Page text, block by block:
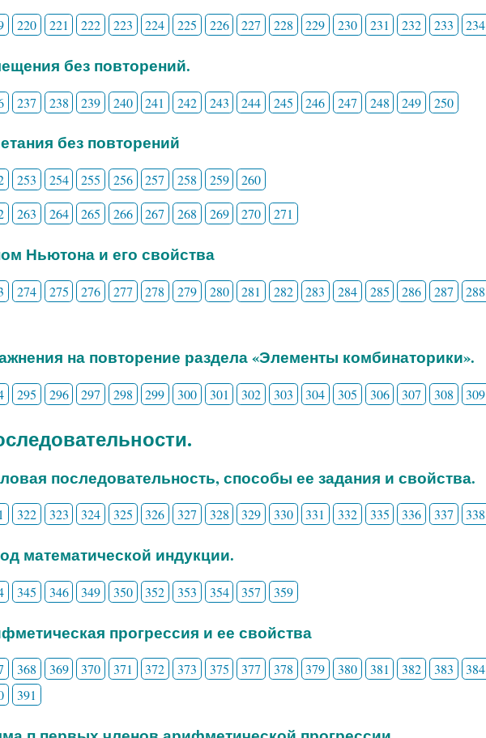
220 221 222 223 224 225 226 227 228 229 230 231 232 233 234
без повторений.
237 238 239 240 241 242 243 244 245 246 247 248 249 250
без повторений
253 254 255 256 257 258 259
260
263 264 265 266 267 268 269 270 271
Ньютона и его свойства
274 275 276 277 278 279 280 281 282 283 284 285 286 287 288
на повторение раздела «Элементы комбинаторики».
295 296 297 298 299 300 301 302 303 304 305 306 307 308 309
последовательность, способы ее задания и свойства.
322 323 324 325 326 327 328 329 330 331 332 335 336 337 338
математической индукции.
345 346 349 350 352 353 354 357 359
прогрессия и ее свойства
368 369 370 371 372 373 375 377 378 379 380 381 382 383 384
391